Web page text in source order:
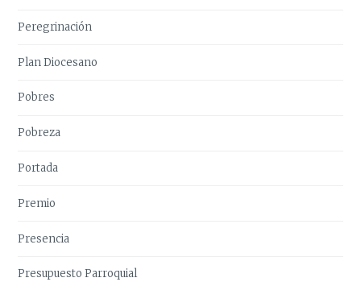
Peregrinación
Plan Diocesano
Pobres
Pobreza
Portada
Premio
Presencia
Presupuesto Parroquial